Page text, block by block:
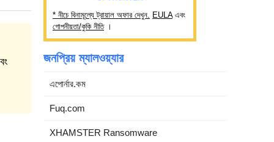
* নীচে বিনামূল্যে ট্রায়াল অফার দেখুন. EULAএবং
গোপনীয়তা/কুকি নীতি।
জনপ্রিয় ম্যালওয়্যার
এপোর্নার.কম
Fuq.com
XHAMSTER Ransomware